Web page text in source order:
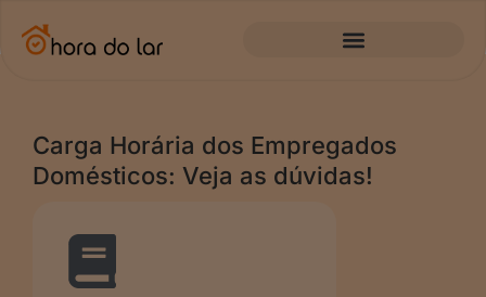
Carga Horária dos Empregados
Domésticos: Veja as dúvidas!